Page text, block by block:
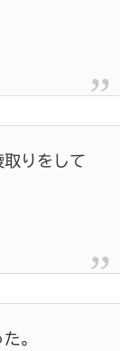
りをして
。